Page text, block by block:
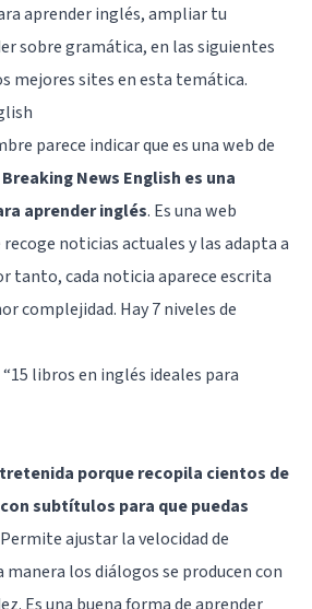
aprender inglés, ampliar tu
sobre gramática, en las siguientes
mejores sites en esta temática.
parece indicar que es una web de
Breaking News English es una
aprender inglés. Es una web
noticias actuales y las adapta a
tanto, cada noticia aparece escrita
complejidad. Hay 7 niveles de
15 libros en inglés ideales para
porque recopila cientos de
subtítulos para que puedas
ajustar la velocidad de
manera los diálogos se producen con